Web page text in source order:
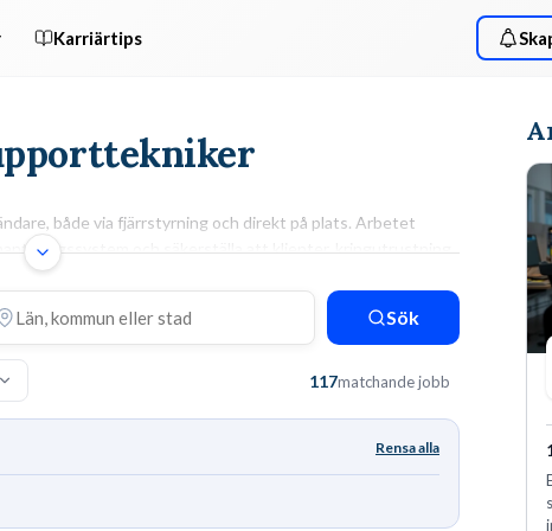
Karriärtips
både via fjärrstyrning och direkt på plats. Arbetet
och säkerställa att klienter, kringutrustning
ARBETSUPPGIFTER & KRAV
Dina dagar består av att installera operativsystem,
konfigurera nätverksutrustning. Du dokumenterar
varje ärende noggrant i ärendehanteringssystemet för
att bidra till kunskapsdatabasen. För att lyckas krävs
ofta enavslutad IT-utbildningpå gymnasie- eller YH-
Sök
117matchande jobb
Rensa alla